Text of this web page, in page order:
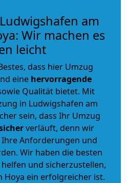
am
Wir machen es
leicht
dass hier Umzug
eine hervorragende
Qualität bietet. Mit
in Ludwigshafen am
sein, dass Ihr Umzug
verläuft, denn wir
Anforderungen und
Wir haben die besten
und sicherzustellen,
Hoya ein erfolgreicher ist.